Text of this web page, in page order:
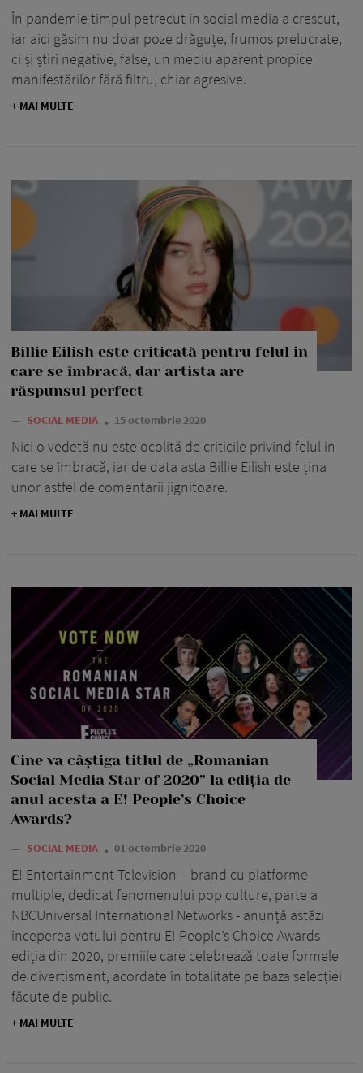
În pandemie timpul petrecut în social media a crescut,
iar aici găsim nu doar poze drăguțe, frumos prelucrate,
ci și știri negative, false, un mediu aparent propice
manifestărilor fără filtru, chiar agresive.
+ MAI MULTE
Billie Eilish este criticată pentru felul în
care se îmbracă, dar artista are
răspunsul perfect
— SOCIAL MEDIA 15 octombrie 2020
Nici o vedetă nu este ocolită de criticile privind felul în
care se îmbracă, iar de data asta Billie Eilish este țina
unor astfel de comentarii jignitoare.
+ MAI MULTE
Cine va câștiga titlul de „Romanian
Social Media Star of 2020” la ediția de
anul acesta a E! People’s Choice
Awards?
— SOCIAL MEDIA 01 octombrie 2020
E! Entertainment Television – brand cu platforme
multiple, dedicat fenomenului pop culture, parte a
NBCUniversal International Networks - anunță astăzi
începerea votului pentru E! People’s Choice Awards
ediția din 2020, premiile care celebrează toate formele
de divertisment, acordate în totalitate pe baza selecției
făcute de public.
+ MAI MULTE